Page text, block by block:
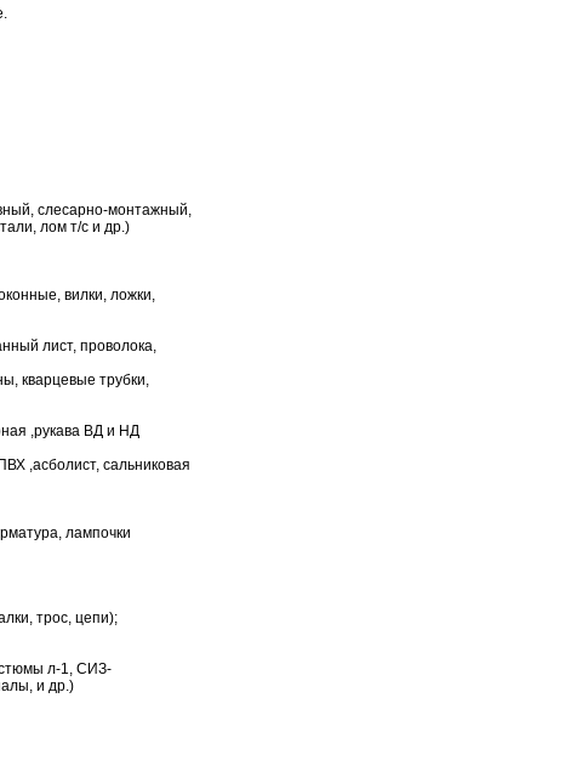
слесарно-монтажный,
лом т/с и др.)
вилки, ложки,
лист, проволока,
кварцевые трубки,
,рукава ВД и НД
,асболист, сальниковая
лампочки
трос, цепи);
л-1, СИЗ-
и др.)